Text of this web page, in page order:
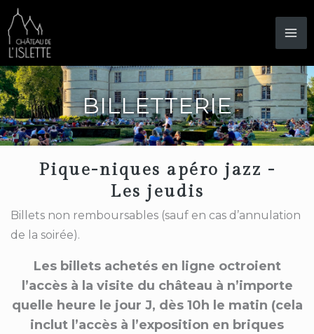
Aller
au
contenu
BILLETTERIE
Pique-niques apéro jazz -
Les jeudis
Billets non remboursables (sauf en cas d’annulation
de la soirée).
Les billets achetés en ligne octroient
l’accès à la visite du château à n’importe
quelle heure le jour J, dès 10h le matin (cela
inclut l’accès à l’exposition en briques